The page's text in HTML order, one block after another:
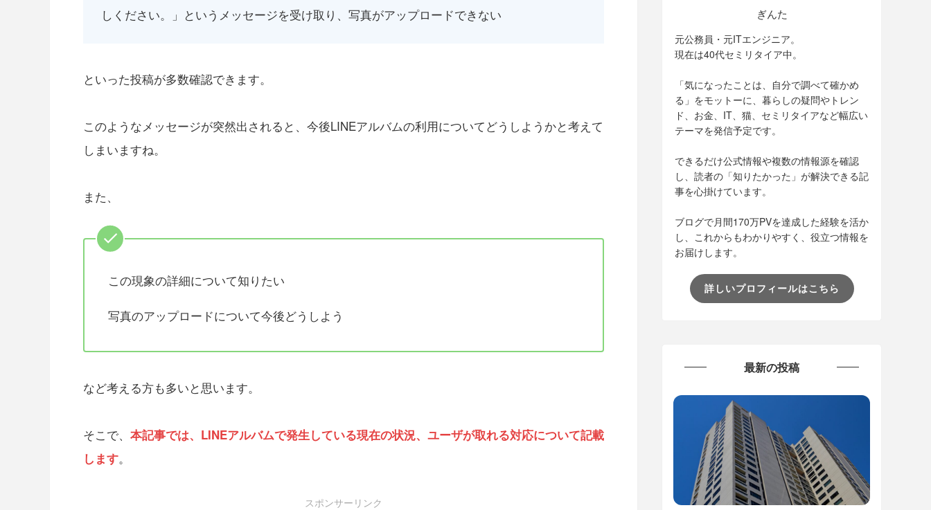
しください。」というメッセージを受け取り、写真がアップロードできない
といった投稿が多数確認できます。
このようなメッセージが突然出されると、今後LINEアルバムの利用についてどうしようかと考えて
しまいますね。
また、
この現象の詳細について知りたい
写真のアップロードについて今後どうしよう
など考える方も多いと思います。
そこで、 本記事では、LINEアルバムで発生している現在の状況、ユーザが取れる対応について記載
します。
スポンサーリンク
ぎんた
元公務員・元ITエンジニア。
現在は40代セミリタイア中。
「気になったことは、自分で調べて確かめ
る」をモットーに、暮らしの疑問やトレン
ド、お金、IT、猫、セミリタイアなど幅広い
テーマを発信予定です。
できるだけ公式情報や複数の情報源を確認
し、読者の「知りたかった」が解決できる記
事を心掛けています。
ブログで月間170万PVを達成した経験を活か
し、これからもわかりやすく、役立つ情報を
お届けします。
詳しいプロフィールはこちら
最新の投稿